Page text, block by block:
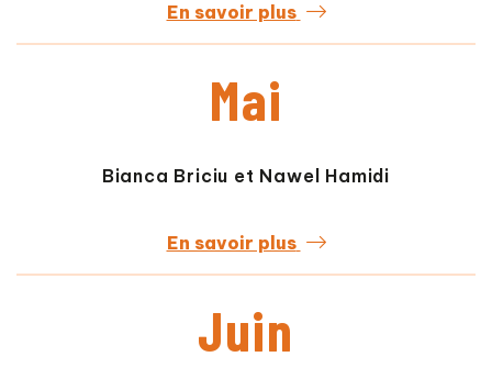
En savoir plus
Mai
Bianca Briciu et Nawel Hamidi
En savoir plus
Juin